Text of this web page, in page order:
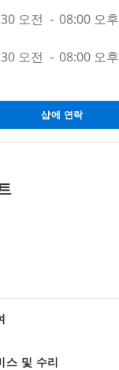
오전 - 08:00 오후
오전 - 08:00 오후
샵에 연락
스 및 수리